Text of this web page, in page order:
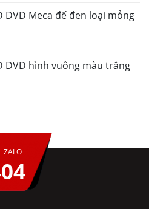
DVD Meca đế đen loại mỏng
DVD hình vuông màu trắng
ZALO